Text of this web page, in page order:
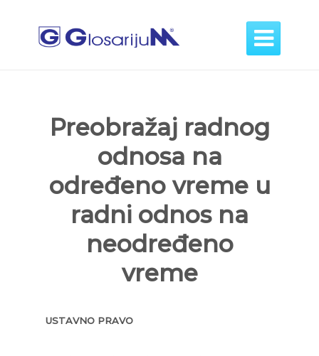

Preobražaj radnog
odnosa na
određeno vreme u
radni odnos na
neodređeno
vreme
USTAVNO PRAVO